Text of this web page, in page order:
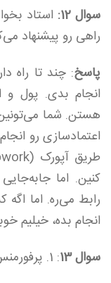
سوال 12:
استاد
راهی رو پیشنهاد
پاسخ: چند تا راه
انجام بدی. پول و
هستن. شما می‌تونین
اعتمادسازی رو
طریق آپورک (
کنین. اما
رابط می‌ره. اما اگه
انجام بده، خیلیم
سوال 13
: 1. پرفورمنس مارکتینگ 2. استراتژیست محتوا